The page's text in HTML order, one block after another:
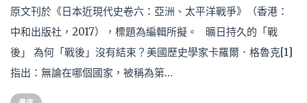
原文刊於《日本近現代史卷六：亞洲、太平洋戰爭》（香港：
中和出版社，2017），標題為編輯所擬。 曠日持久的「戰
後」 為何「戰後」沒有結束？美國歷史學家卡羅爾．格魯克[1]
指出：無論在哪個國家，被稱為第…